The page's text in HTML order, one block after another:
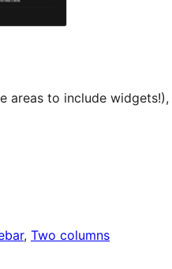
areas to include
, Two columns